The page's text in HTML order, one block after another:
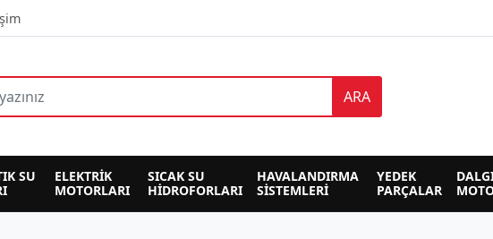
ARA
SU
ELEKTRİK
MOTORLARI
SICAK SU
HİDROFORLARI
HAVALANDIRMA
SİSTEMLERİ
YEDEK
PARÇALAR